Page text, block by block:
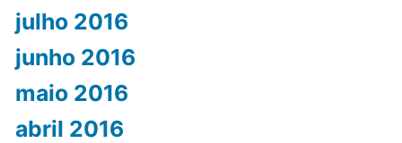
julho 2016
junho 2016
maio 2016
abril 2016